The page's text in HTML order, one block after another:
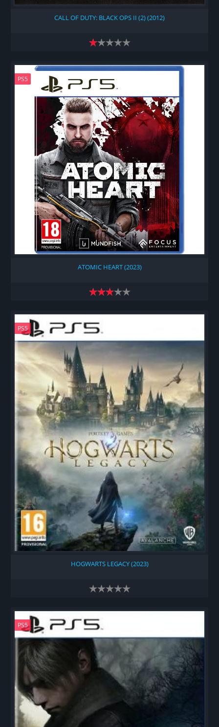
CALL OF DUTY: BLACK OPS II (2) (2012)
PS5
ATOMIC HEART (2023)
PS5
HOGWARTS LEGACY (2023)
PS5